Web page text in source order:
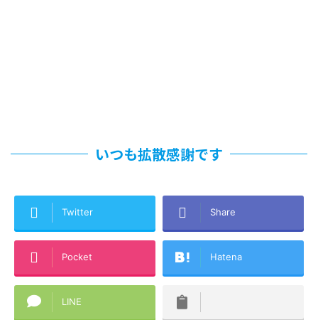
いつも拡散感謝です
Twitter Share
Pocket Hatena
LINE